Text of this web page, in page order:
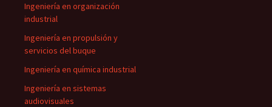
Ingeniería en organización
industrial
Ingeniería en propulsión y
servicios del buque
Ingeniería en química industrial
Ingeniería en sistemas
audiovisuales